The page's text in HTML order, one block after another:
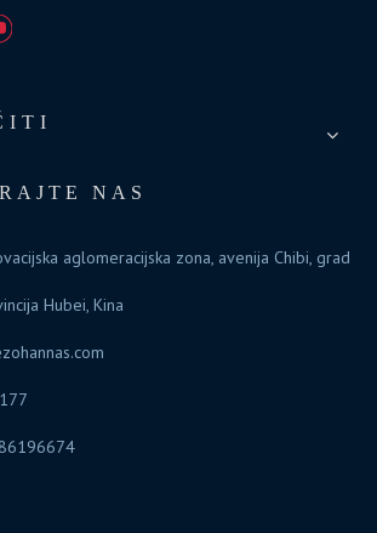
NAS
aglomeracijska zona, avenija Chibi, grad
Hubei, Kina